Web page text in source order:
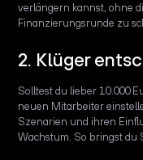
verlängern kannst, ohne
Finanzierungsrunde zu
2. Klüger
Solltest du lieber 10.000
neuen Mitarbeiter
Szenarien und ihren
Wachstum. So bringst du